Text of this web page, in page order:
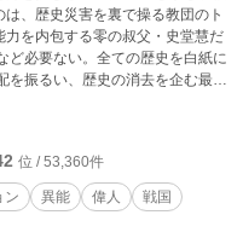
、歴史災害を裏で操る教団のト
力を内包する零の叔父・史堂慧だ
ど必要ない。全ての歴史を白紙に
を振るい、歴史の消去を企む最強
ちが命を懸けて繋いできた「生
はたして、神と化した男を前
のか——。 過去を砕き、未来を紡
ァンタジー、堂々開幕！
位 / 53,360件
ン 異能 偉人
戦国